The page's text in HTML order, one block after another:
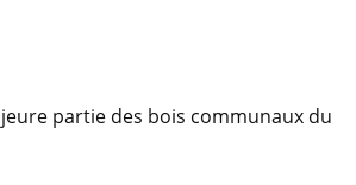
partie des bois communaux du